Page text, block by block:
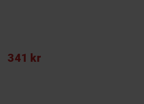
341 kr
Pris